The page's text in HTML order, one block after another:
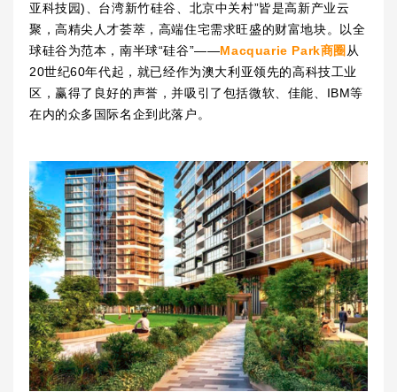
亚科技园)、台湾新竹硅谷、北京中关村”皆是高新产业云
聚，高精尖人才荟萃，高端住宅需求旺盛的财富地块。以全
球硅谷为范本，南半球“硅谷”——Macquarie Park商圈 从
20世纪60年代起，就已经作为澳大利亚领先的高科技工业
区，赢得了良好的声誉，并吸引了包括微软、佳能、IBM等
在内的众多国际名企到此落户。